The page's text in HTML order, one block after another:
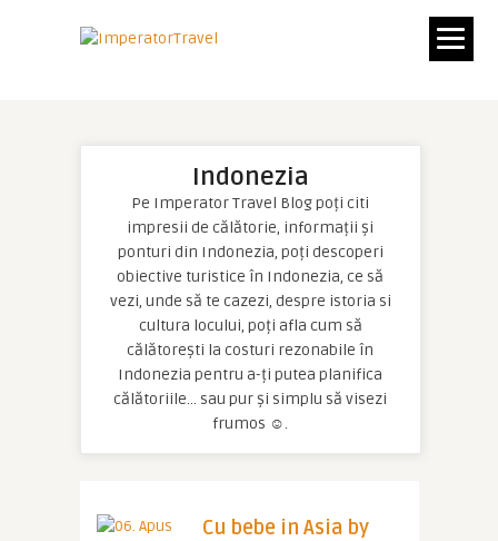
Indonezia
Pe Imperator Travel Blog poți citi
impresii de călătorie, informații și
ponturi din Indonezia, poți descoperi
obiective turistice în Indonezia, ce să
vezi, unde să te cazezi, despre istoria si
cultura locului, poți afla cum să
călătorești la costuri rezonabile în
Indonezia pentru a-ți putea planifica
călătoriile… sau pur și simplu să visezi
frumos ☺.
Cu bebe in Asia by